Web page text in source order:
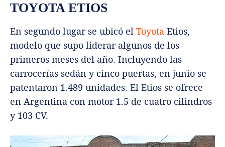
TOYOTA ETIOS
En segundo lugar se ubicó el Toyota Etios,
modelo que supo liderar algunos de los
primeros meses del año. Incluyendo las
carrocerías sedán y cinco puertas, en junio se
patentaron 1.489 unidades. El Etios se ofrece
en Argentina con motor 1.5 de cuatro cilindros
y 103 CV.